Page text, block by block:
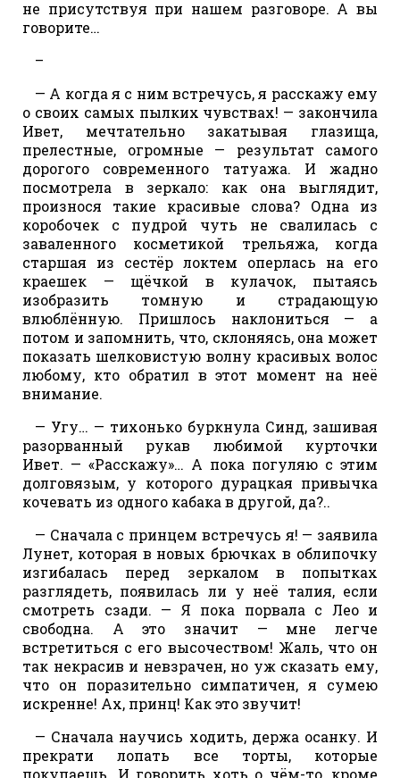
не присутствуя при нашем разговоре. А вы
говорите…
–
— А когда я с ним встречусь, я расскажу ему
о своих самых пылких чувствах! — закончила
Ивет, мечтательно закатывая глазища,
прелестные, огромные — результат самого
дорогого современного татуажа. И жадно
посмотрела в зеркало: как она выглядит,
произнося такие красивые слова? Одна из
коробочек с пудрой чуть не свалилась с
заваленного косметикой трельяжа, когда
старшая из сестёр локтем оперлась на его
краешек — щёчкой в кулачок, пытаясь
изобразить томную и страдающую
влюблённую. Пришлось наклониться — а
потом и запомнить, что, склоняясь, она может
показать шелковистую волну красивых волос
любому, кто обратил в этот момент на неё
внимание.
— Угу… — тихонько буркнула Синд, зашивая
разорванный рукав любимой курточки
Ивет. — «Расскажу»… А пока погуляю с этим
долговязым, у которого дурацкая привычка
кочевать из одного кабака в другой, да?..
— Сначала с принцем встречусь я! — заявила
Лунет, которая в новых брючках в облипочку
изгибалась перед зеркалом в попытках
разглядеть, появилась ли у неё талия, если
смотреть сзади. — Я пока порвала с Лео и
свободна. А это значит — мне легче
встретиться с его высочеством! Жаль, что он
так некрасив и невзрачен, но уж сказать ему,
что он поразительно симпатичен, я сумею
искренне! Ах, принц! Как это звучит!
— Сначала научись ходить, держа осанку. И
прекрати лопать все торты, которые
покупаешь. И говорить хоть о чём-то, кроме